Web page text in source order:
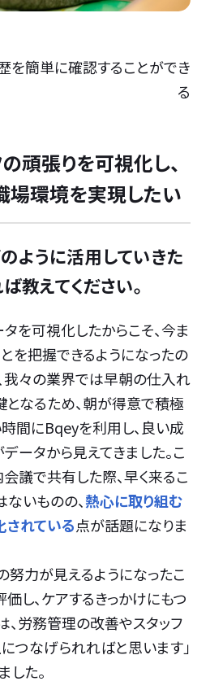
を簡単に確認することができ
る
頑張りを可視化し、
場環境を実現したい
ように活用していきた
教えてください。
を可視化したからこそ、今ま
を把握できるようになったの
我々の業界では早朝の仕入れ
なるため、朝が得意で積極
間にBqeyを利用し、良い成
ータから見えてきました。こ
議で共有した際、早く来るこ
いものの、熱心に取り組む
されている点が話題になりま
努力が見えるようになったこ
価し、ケアするきっかけにもつ
、労務管理の改善やスタッフ
つなげられればと思います」
した。